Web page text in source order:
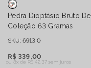
Pedra Dioptásio Bruto De
Coleção 63 Gramas
SKU: 6913.0
R$ 339,00
ou 8x de R$ 42,37 sem juros